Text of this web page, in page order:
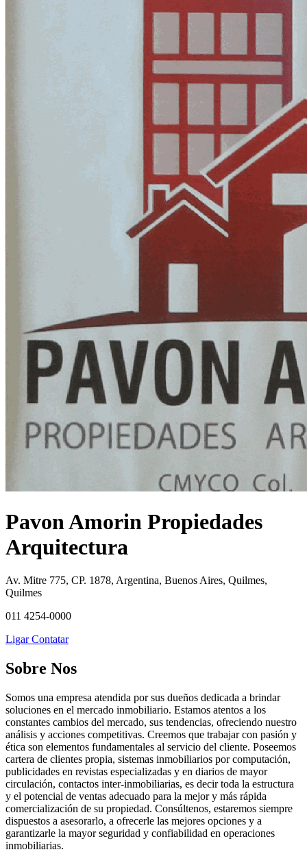
Pavon Amorin Propiedades
Arquitectura
Av. Mitre 775, CP. 1878, Argentina, Buenos Aires, Quilmes,
Quilmes
011 4254-0000
LigarContatar
Sobre Nos
Somos una empresa atendida por sus dueños dedicada a brindar
soluciones en el mercado inmobiliario. Estamos atentos a los
constantes cambios del mercado, sus tendencias, ofreciendo nuestro
análisis y acciones competitivas. Creemos que trabajar con pasión y
ética son elementos fundamentales al servicio del cliente. Poseemos
cartera de clientes propia, sistemas inmobiliarios por computación,
publicidades en revistas especializadas y en diarios de mayor
circulación, contactos inter-inmobiliarias, es decir toda la estructura
y el potencial de ventas adecuado para la mejor y más rápida
comercialización de su propiedad. Consúltenos, estaremos siempre
dispuestos a asesorarlo, a ofrecerle las mejores opciones y a
garantizarle la mayor seguridad y confiabilidad en operaciones
inmobiliarias.